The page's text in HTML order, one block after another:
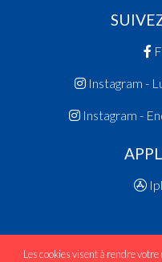
Instagram -
Instagram -
Les cookies visent à rendre